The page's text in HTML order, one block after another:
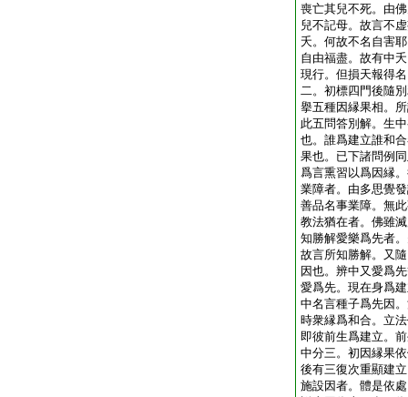
喪亡其兒不死。由
兒不記母。故言不
夭。何故不名自害
自由福盡。故有中
現行。但損天報得
二。初標四門後隨
擧五種因縁果相。
此五問答別解。生
也。誰爲建立誰和
果也。已下諸問例
爲言熏習以爲因縁
業障者。由多思覺
善品名事業障。無
教法猶在者。佛雖
知勝解愛樂爲先者
故言所知勝解。又
因也。辨中又愛爲
愛爲先。現在身爲
中名言種子爲先因
時衆縁爲和合。立
即彼前生爲建立。
中分三。初因縁果
後有三復次重顯建
施設因者。體是依